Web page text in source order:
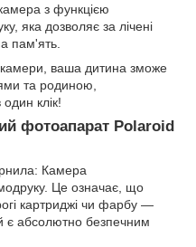
з функцією
яка дозволяє за лічені
пам'ять.
камери, ваша дитина зможе
та родиною,
клік!
фотоапарат Polaroid
Камера
Це означає, що
картриджі чи фарбу —
є абсолютно безпечним